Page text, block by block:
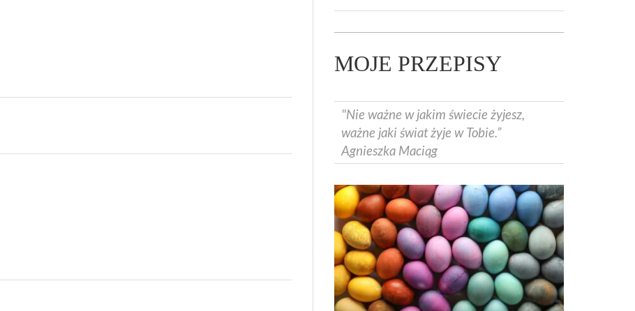
MOJE PRZEPISY
"Nie ważne w jakim świecie żyjesz,
ważne jaki świat żyje w Tobie.”
Agnieszka Maciąg